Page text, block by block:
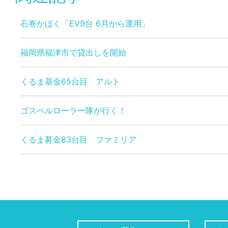
石巻かほく「EV9台 6月から運用」
福岡県福津市で貸出しを開始
くるま基金65台目 アルト
ゴスペルローラー隊が行く！
くるま募金83台目 ファミリア